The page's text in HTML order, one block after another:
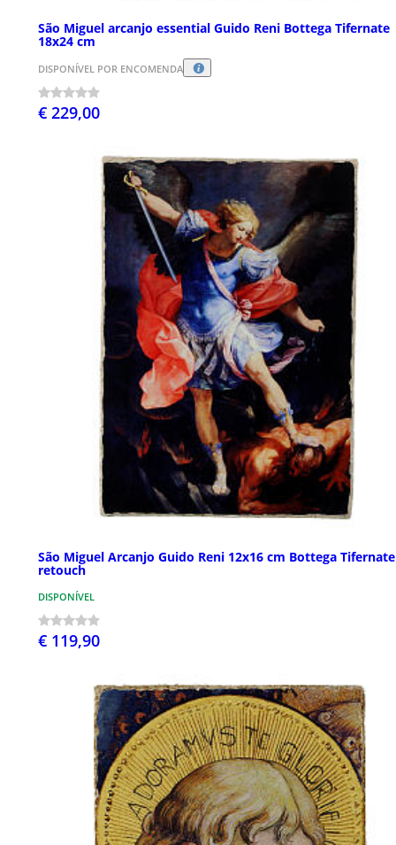
São Miguel arcanjo essential Guido Reni Bottega Tifernate
18x24 cm
DISPONÍVEL POR ENCOMENDA
€ 229,00
São Miguel Arcanjo Guido Reni 12x16 cm Bottega Tifernate
retouch
DISPONÍVEL
€ 119,90